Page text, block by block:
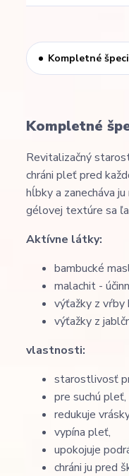
Kompletné
Kompletné
Revitalizačný
chráni pleť pred
hĺbky a zanecháva
gélovej textúre sa
Aktívne látky:
bambucké
malachit -
výťažky z vŕby
výťažky z
vlastnosti:
starostlivosť
pre suchú pleť,
redukuje
vypína pleť,
upokojuje
chráni ju pred